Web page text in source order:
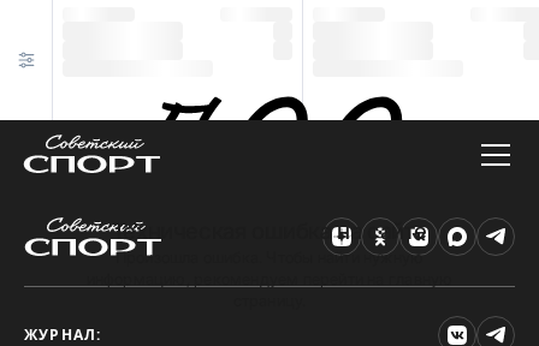
Техническая ошибка на сайте
Произошла ошибка. Чтобы найти нужную
ЖУРНАЛ: